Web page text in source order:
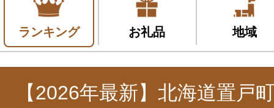
ランキング お礼品 地域
【2026年最新】北海道置戸